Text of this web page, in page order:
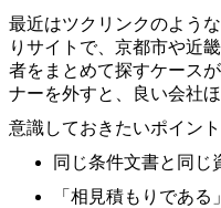
最近はツクリンクのよう
りサイトで、京都市や近
者をまとめて探すケース
ナーを外すと、良い会社
意識しておきたいポイン
同じ条件文書と同じ
「相見積もりであ